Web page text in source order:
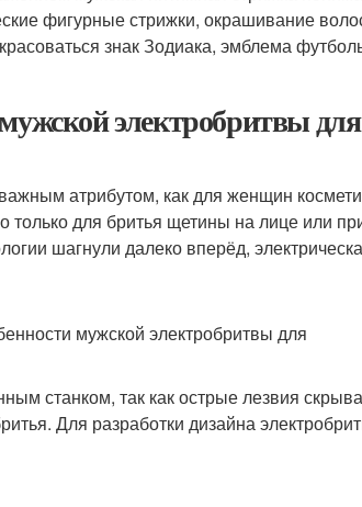
фигурные стрижки, окрашивание
знак Зодиака, эмблема
электробритвы
атрибутом, как для женщин
только для бритья щетины на лице или
шагнули далеко вперёд,
станком, так как острые лезвия
Для разработки дизайна